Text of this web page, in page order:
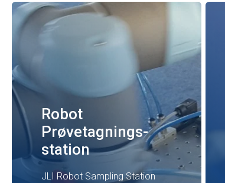
Robot
Prøvetagnings-
station
JLI Robot Sampling Station